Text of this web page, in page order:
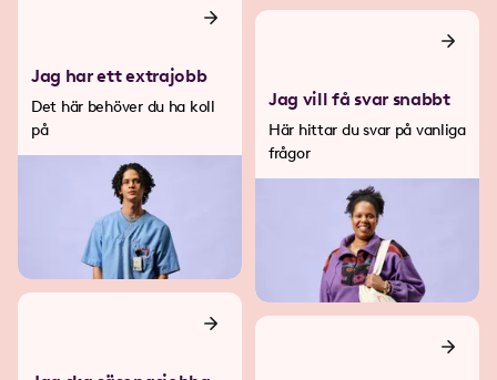
Jag har ett extrajobb
Det här behöver du ha koll
på
Jag vill få svar snabbt
Här hittar du svar på vanliga
frågor